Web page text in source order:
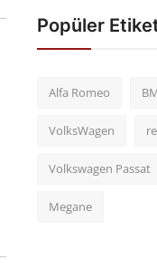
Popüler
Alfa Romeo
VolksWagen
Volkswagen Passat
Megane